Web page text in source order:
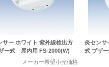
サー ホワイト 紫外線検出方
ー式 屋内用 FS-2000(W)
メーカー希望小売価格
炎センサ
式 ブザ